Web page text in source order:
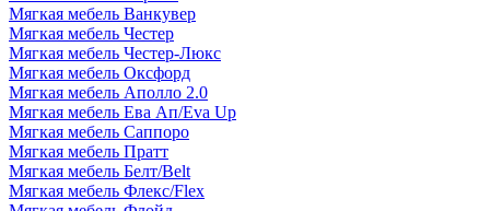
Мягкая мебель Ванкувер
Мягкая мебель Честер
Мягкая мебель Честер-Люкс
Мягкая мебель Оксфорд
Мягкая мебель Аполло 2.0
Мягкая мебель Ева Ап/Eva Up
Мягкая мебель Саппоро
Мягкая мебель Пратт
Мягкая мебель Белт/Belt
Мягкая мебель Флекс/Flex